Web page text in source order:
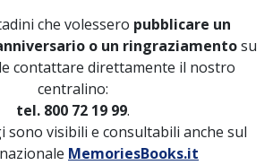
che volessero pubblicare un
o un ringraziamentosu
contattare direttamente il nostro
centralino:
tel. 800 72 19 99.
sono visibili e consultabili anche sul
MemoriesBooks.it